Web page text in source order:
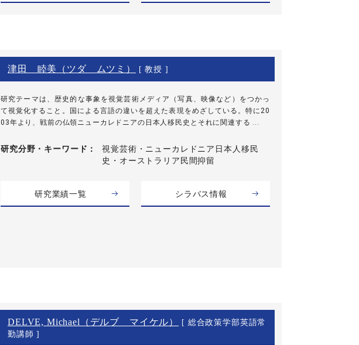
津田 睦美（ツダ ムツミ） [ 教授 ]
研究テーマは、歴史的な事象を視覚芸術メディア（写真、映像など）をつかっ
て視覚化すること。国による言語の違いを超えた表現をめざしている。特に20
03年より、戦前の仏領ニューカレドニアの日本人移民史とそれに関連する ...
研究分野・ キーワード
視覚芸術・ニューカレドニア日本人移民
史・オーストラリア民間抑留
研究業績一覧 シラバス情報
DELVE, Michael（デルブ マイケル）
[ 総合政策学部英語常
勤講師 ]